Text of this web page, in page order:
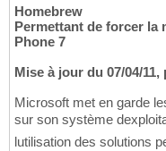
Homebrew
Permettant de forcer la
Phone 7
Mise à jour du 07/04/
Microsoft met en garde
sur son système
lutilisation des solutions